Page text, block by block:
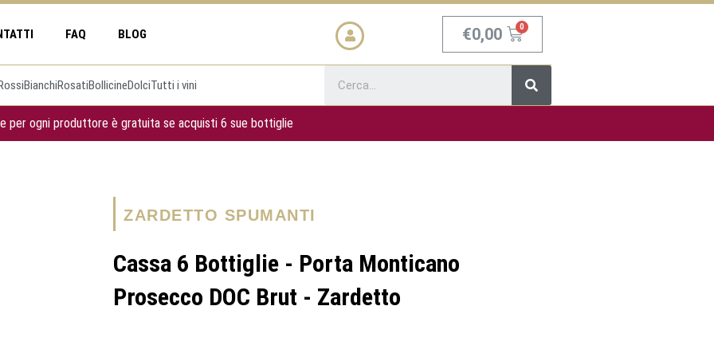
FAQ BLOG €0,00 Carrello
BianchiRosatiBollicineDolciTutti i vini
Cerca
per ogni produttore è gratuita se acquisti 6 sue bottiglie
ZARDETTO SPUMANTI
Cassa 6 Bottiglie - Porta Monticano
Prosecco DOC Brut - Zardetto